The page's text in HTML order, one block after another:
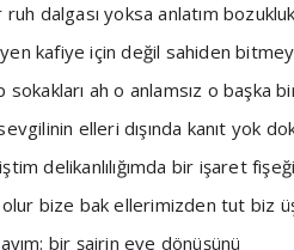
dalgası yoksa anlatım
kafiye için değil sahiden
sokakları ah o anlamsız o başka
elleri dışında kanıt yok
delikanlılığımda bir işaret
bize bak ellerimizden tut biz
bir şairin eve dönüşünü